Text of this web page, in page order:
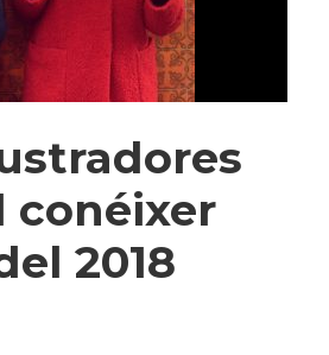
conéixer
2018